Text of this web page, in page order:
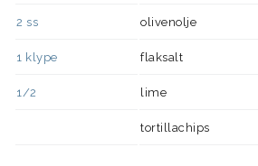
2 ss olivenolje
1 klype flaksalt
1/2 lime
tortillachips